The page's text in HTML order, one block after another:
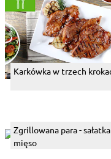
Karkówka w trzech
Zgrillowana para -
mięso